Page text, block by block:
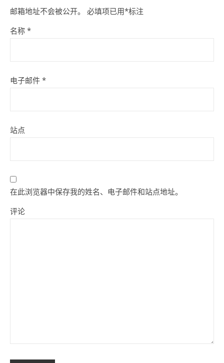
邮箱地址不会被公开。 必填项已用*标注
名称 *
电子邮件 *
站点
在此浏览器中保存我的姓名、电子邮件和站点地址。
评论